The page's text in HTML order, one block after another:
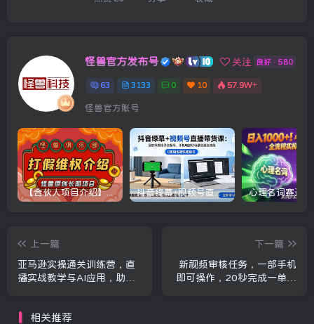
怪兽官方发布号 关注 良好 · 580
63 3133 0 10 57.9W+
怪兽官方账号
【合伙人项目介绍】打假维权项目介绍 抖音绿幕+视频号直播带货课：居家照着稿子念起号，手机电脑双场景搭建全流程
上一篇
亚马逊实操通关训练营，直
播实战教学与AI应用，助卖
下一篇
新视频审核任务，一部手机
即可操作，20秒完成一单，
相关推荐